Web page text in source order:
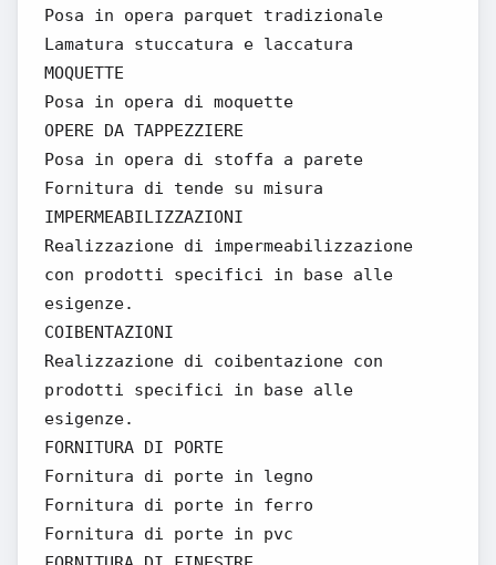
Posa in opera parquet tradizionale
Lamatura stuccatura e laccatura
MOQUETTE
Posa in opera di moquette
OPERE DA TAPPEZZIERE
Posa in opera di stoffa a parete
Fornitura di tende su misura
IMPERMEABILIZZAZIONI
Realizzazione di impermeabilizzazione
con prodotti specifici in base alle
esigenze.
COIBENTAZIONI
Realizzazione di coibentazione con
prodotti specifici in base alle
esigenze.
FORNITURA DI PORTE
Fornitura di porte in legno
Fornitura di porte in ferro
Fornitura di porte in pvc